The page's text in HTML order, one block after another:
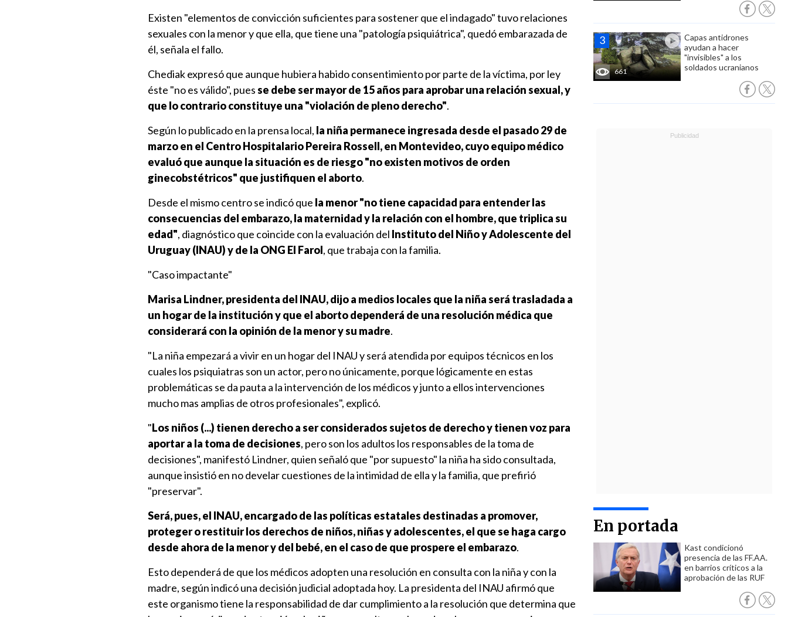
661
Capas antidrones
ayudan a hacer
"invisibles" a los
soldados ucranianos
En portada
Kast condicionó
presencia de las FF.AA.
en barrios críticos a la
aprobación de las RUF
Existen "elementos de convicción suficientes para sostener que el indagado" tuvo relaciones
sexuales con la menor y que ella, que tiene una "patología psiquiátrica", quedó embarazada de
él, señala el fallo.
Chediak expresó que aunque hubiera habido consentimiento por parte de la víctima, por ley
éste "no es válido", puesse debe ser mayor de 15 años para aprobar una relación sexual, y
que lo contrario constituye una "violación de pleno derecho".
Según lo publicado en la prensa local, la niña permanece ingresada desde el pasado 29 de
marzo en el Centro Hospitalario Pereira Rossell, en Montevideo, cuyo equipo médico
evaluó que aunque la situación es de riesgo "no existen motivos de orden
ginecobstétricos" que justifiquen el aborto.
Desde el mismo centro se indicó que la menor "no tiene capacidad para entender las
consecuencias del embarazo, la maternidad y la relación con el hombre, que triplica su
edad", diagnóstico que coincide con la evaluación del Instituto del Niño y Adolescente del
Uruguay (INAU) y de la ONG El Farol, que trabaja con la familia.
"Caso impactante"
Marisa Lindner, presidenta del INAU, dijo a medios locales que la niña será trasladada a
un hogar de la institución y que el aborto dependerá de una resolución médica que
considerará con la opinión de la menor y su madre.
"La niña empezará a vivir en un hogar del INAU y será atendida por equipos técnicos en los
cuales los psiquiatras son un actor, pero no únicamente, porque lógicamente en estas
problemáticas se da pauta a la intervención de los médicos y junto a ellos intervenciones
mucho mas amplias de otros profesionales", explicó.
"Los niños (...) tienen derecho a ser considerados sujetos de derecho y tienen voz para
aportar a la toma de decisiones, pero son los adultos los responsables de la toma de
decisiones", manifestó Lindner, quien señaló que "por supuesto" la niña ha sido consultada,
aunque insistió en no develar cuestiones de la intimidad de ella y la familia, que prefirió
"preservar".
Será, pues, el INAU, encargado de las políticas estatales destinadas a promover,
proteger o restituir los derechos de niños, niñas y adolescentes, el que se haga cargo
desde ahora de la menor y del bebé, en el caso de que prospere el embarazo.
Esto dependerá de que los médicos adopten una resolución en consulta con la niña y con la
madre, según indicó una decisión judicial adoptada hoy. La presidenta del INAU afirmó que
este organismo tiene la responsabilidad de dar cumplimiento a la resolución que determina que